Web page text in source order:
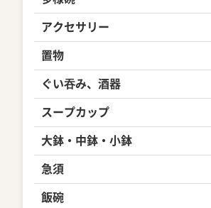
アクセサリー
置物
ぐい吞み、酒器
スープカップ
大鉢・中鉢・小鉢
急須
飯碗